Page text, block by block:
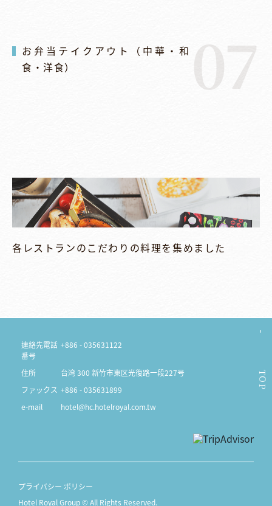
お弁当テイクアウト（中華・和
食・洋食）
07
各レストランのこだわりの料理を集めました
TOP
連絡先電話
番号
+886 - 035631122
住所
台湾 300 新竹市東区光復路一段227号
ファックス +886 - 035631899
e-mail
hotel@hc.hotelroyal.com.tw
プライバシー ポリシー
Hotel Royal Group © All Rights Reserved.